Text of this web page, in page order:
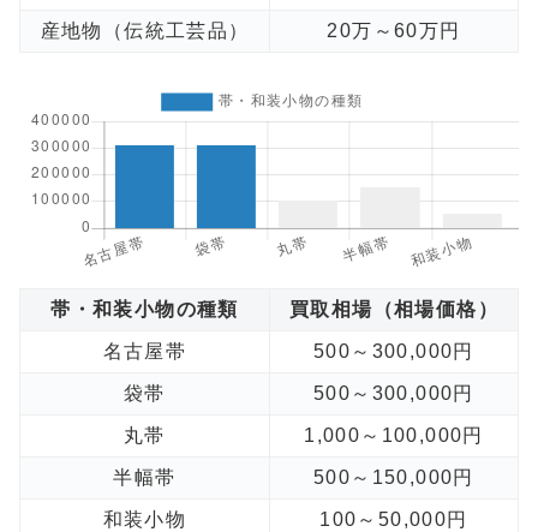
産地物（伝統工芸品） 20万～60万円
帯・和装小物の種類 買取相場（相場価格）
名古屋帯 500～300,000円
袋帯 500～300,000円
丸帯 1,000～100,000円
半幅帯 500～150,000円
和装小物 100～50,000円